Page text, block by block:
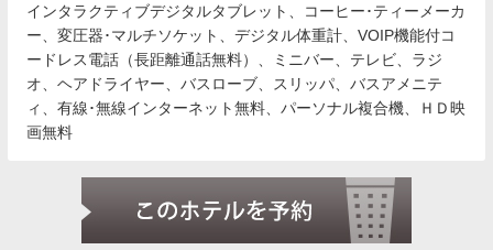
インタラクティブデジタルタブレット、コーヒー･ティーメーカ
ー、変圧器･マルチソケット、デジタル体重計、VOIP機能付コ
ードレス電話（長距離通話無料）、ミニバー、テレビ、ラジ
オ、ヘアドライヤー、バスローブ、スリッパ、バスアメニテ
ィ、有線･無線インターネット無料、パーソナル複合機、ＨＤ映
画無料